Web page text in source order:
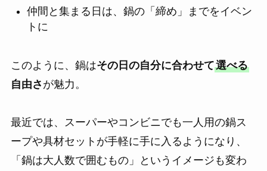
仲間と集まる日は、鍋の「締め」までをイベン
トに
このように、鍋はその日の自分に合わせて選べる
自由さ が魅力。
最近では、スーパーやコンビニでも一人用の鍋ス
ープや具材セットが手軽に手に入るようになり、
「鍋は大人数で囲むもの」というイメージも変わ